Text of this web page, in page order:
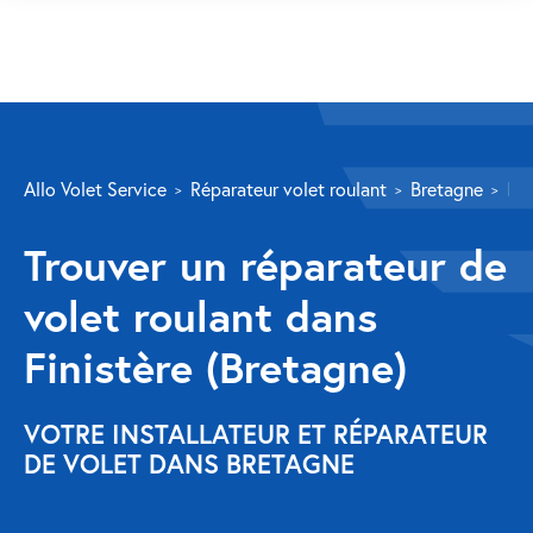
Volet roulant
Réparation
Volet roulant Velux
Au-delà de la fenêtre
Réparation store banne
Réparation portail
Allo Volet Service Réparateur volet roulant Bretagne
Trouver un réparateur de
volet roulant dans
Finistère (Bretagne)
VOTRE INSTALLATEUR ET RÉPARATEUR
DE VOLET DANS BRETAGNE